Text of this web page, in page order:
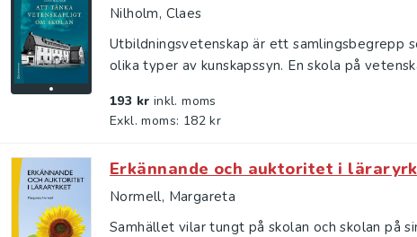
Nilholm, Claes
Utbildningsvetenskap är ett samlingsbegrepp
olika typer av kunskapssyn. En skola på
193 kr inkl. moms
Exkl. moms: 182 kr
Erkännande och auktoritet i
Normell, Margareta
Samhället vilar tungt på skolan och skolan på